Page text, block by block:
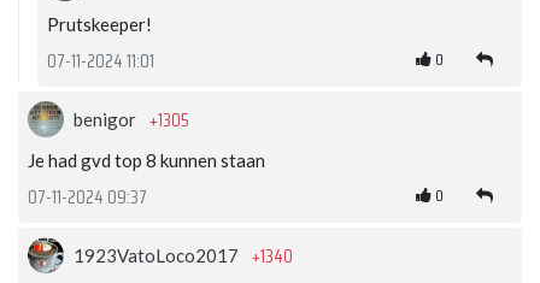
Prutskeeper!
07-11-2024 11:01 0
benigor +1305
Je had gvd top 8 kunnen staan
07-11-2024 09:37 0
1923VatoLoco2017 +1340